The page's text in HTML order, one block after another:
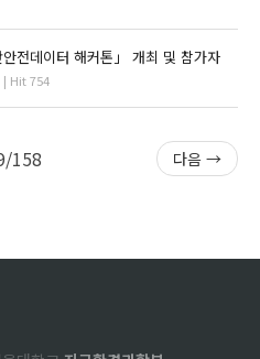
안전데이터 해커톤」 개최 및 참가자
| Hit 754
158 다음 →